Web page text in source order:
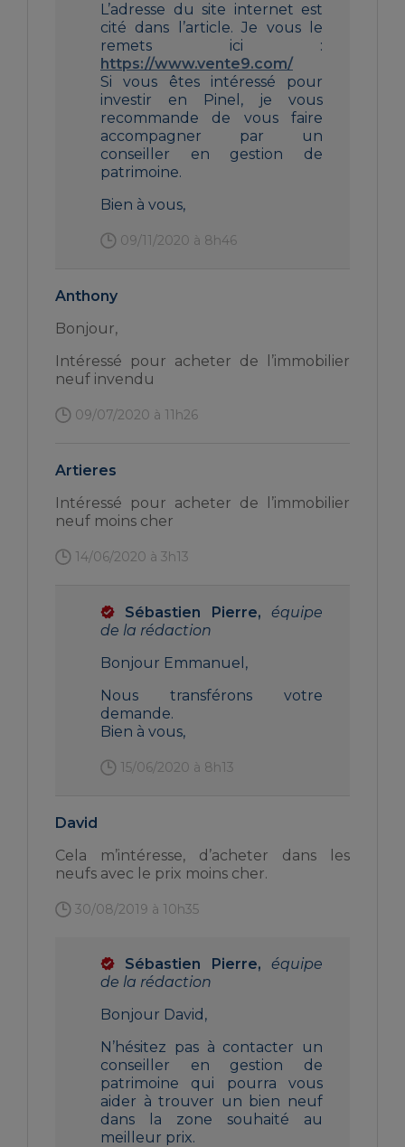
L’adresse du site internet est
cité dans l’article. Je vous le
remets ici :
https://www.vente9.com/
Si vous êtes intéressé pour
investir en Pinel, je vous
recommande de vous faire
accompagner par un
conseiller en gestion de
patrimoine.
Bien à vous,
09/11/2020 à 8h46
Anthony
Bonjour,
Intéressé pour acheter de l’immobilier
neuf invendu
09/07/2020 à 11h26
Artieres
Intéressé pour acheter de l’immobilier
neuf moins cher
14/06/2020 à 3h13
Sébastien Pierre, équipe
de la rédaction
Bonjour Emmanuel,
Nous transférons votre
demande.
Bien à vous,
15/06/2020 à 8h13
David
Cela m’intéresse, d’acheter dans les
neufs avec le prix moins cher.
30/08/2019 à 10h35
Sébastien Pierre, équipe
de la rédaction
Bonjour David,
N’hésitez pas à contacter un
conseiller en gestion de
patrimoine qui pourra vous
aider à trouver un bien neuf
dans la zone souhaité au
meilleur prix.